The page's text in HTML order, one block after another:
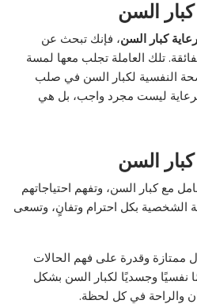
كبار السن
كبار السن، فإنك تبحث عن
تلك العاملة تجلب معها لمسة
النفسية لكبار السن في صلب
ليست مجرد واجب، بل هي
كبار السن
مع كبار السن، وتفهم احتياجاتهم
الشخصية بكل احترام وتفانٍ، وتسعى
ممتازة وقدرة على فهم الحالات
نفسيًا وجسديًا لكبار السن بشكل
والراحة في كل لحظة.